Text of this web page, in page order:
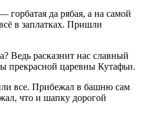
горбатая да рябая, а на самой
в заплатках. Пришли
Ведь расказнит нас славный
прекрасной царевны Кутафьи.
все. Прибежал в башню сам
что и шапку дорогой